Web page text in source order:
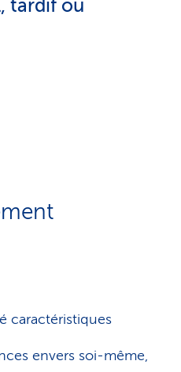
tardif ou
caractéristiques
envers soi-même,